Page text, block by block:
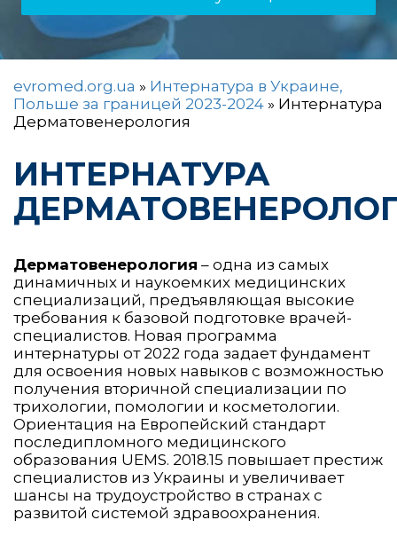
evromed.org.ua » Интернатура в Украине,
Польше за границей 2023-2024 » Интернатура
Дерматовенерология
ИНТЕРНАТУРА
Дерматовенерология – одна из самых
динамичных и наукоемких медицинских
специализаций, предъявляющая высокие
требования к базовой подготовке врачей-
специалистов. Новая программа
интернатуры от 2022 года задает фундамент
для освоения новых навыков с возможностью
получения вторичной специализации по
трихологии, помологии и косметологии.
Ориентация на Европейский стандарт
последипломного медицинского
образования UEMS. 2018.15 повышает престиж
специалистов из Украины и увеличивает
шансы на трудоустройство в странах с
развитой системой здравоохранения.